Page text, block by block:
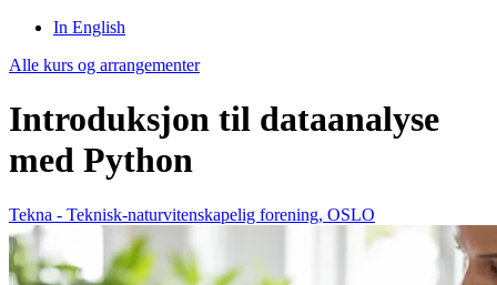
In English
Alle kurs og arrangementer
Introduksjon til dataanalyse
med Python
Tekna - Teknisk-naturvitenskapelig forening, OSLO